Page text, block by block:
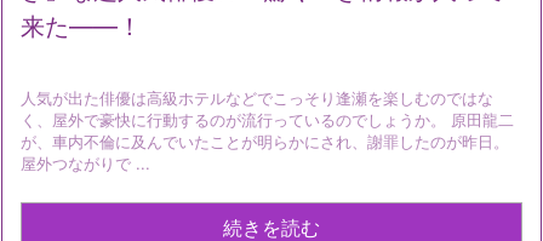
来た――！
人気が出た俳優は高級ホテルなどでこっそり逢瀬を楽しむのではな
く、屋外で豪快に行動するのが流行っているのでしょうか。 原田龍二
が、車内不倫に及んでいたことが明らかにされ、謝罪したのが昨日。
屋外つながりで ...
続きを読む